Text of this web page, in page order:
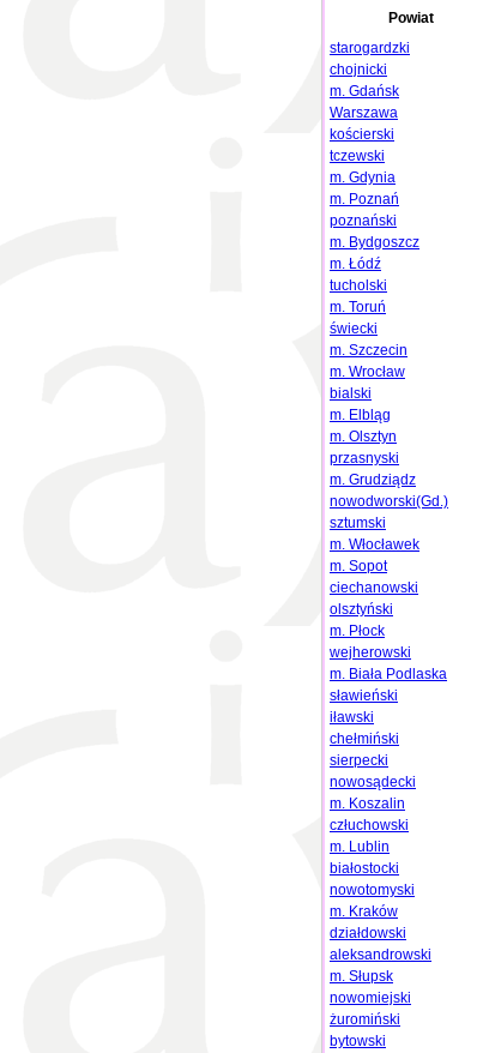
Powiat
starogardzki
chojnicki
m. Gdańsk
Warszawa
kościerski
tczewski
m. Gdynia
m. Poznań
poznański
m. Bydgoszcz
m. Łódź
tucholski
m. Toruń
świecki
m. Szczecin
m. Wrocław
bialski
m. Elbląg
m. Olsztyn
przasnyski
m. Grudziądz
nowodworski(Gd.)
sztumski
m. Włocławek
m. Sopot
ciechanowski
olsztyński
m. Płock
wejherowski
m. Biała Podlaska
sławieński
iławski
chełmiński
sierpecki
nowosądecki
m. Koszalin
człuchowski
m. Lublin
białostocki
nowotomyski
m. Kraków
działdowski
aleksandrowski
m. Słupsk
nowomiejski
żuromiński
bytowski